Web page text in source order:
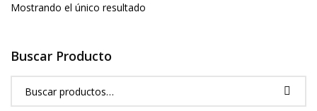
Mostrando el único resultado
Buscar Producto